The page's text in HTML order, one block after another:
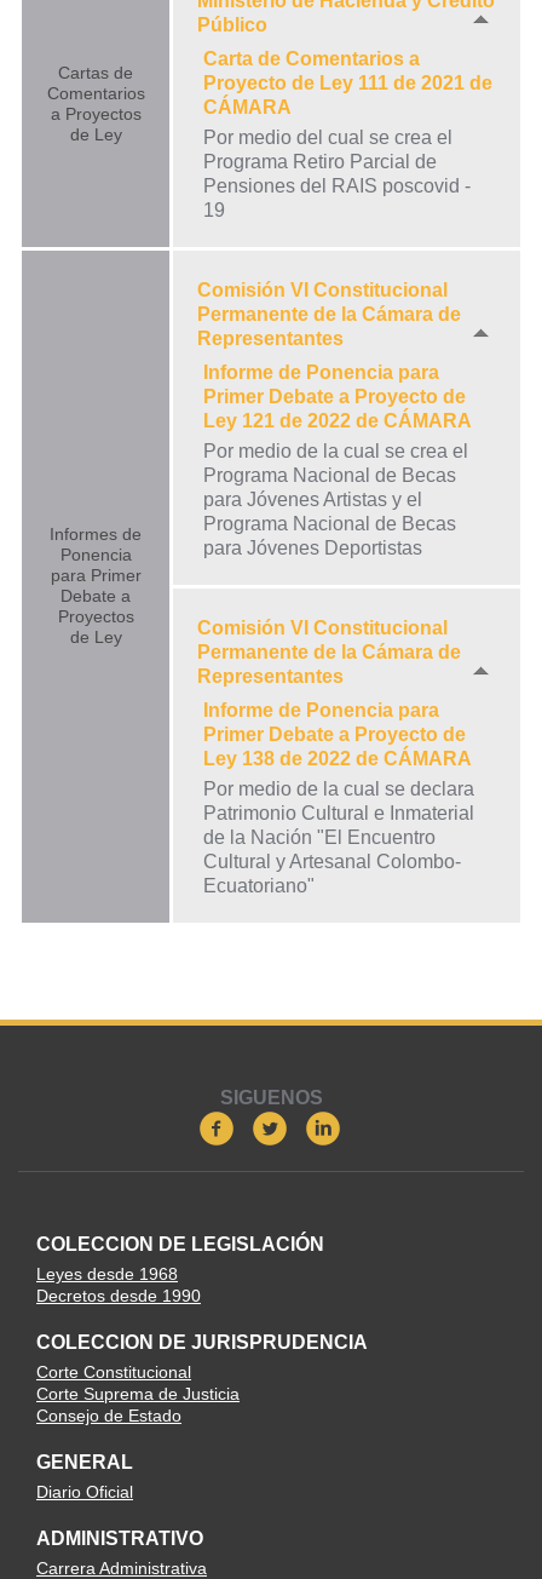
Cartas de
Comentarios
a Proyectos
de Ley
Público
Carta de Comentarios a
Proyecto de Ley 111 de 2021 de
CÁMARA
Por medio del cual se crea el
Programa Retiro Parcial de
Pensiones del RAIS poscovid -
19
Informes de
Ponencia
para Primer
Debate a
Proyectos
de Ley
Comisión VI Constitucional
Permanente de la Cámara de
Representantes
Informe de Ponencia para
Primer Debate a Proyecto de
Ley 121 de 2022 de CÁMARA
Por medio de la cual se crea el
Programa Nacional de Becas
para Jóvenes Artistas y el
Programa Nacional de Becas
para Jóvenes Deportistas
Comisión VI Constitucional
Permanente de la Cámara de
Representantes
Informe de Ponencia para
Primer Debate a Proyecto de
Ley 138 de 2022 de CÁMARA
Por medio de la cual se declara
Patrimonio Cultural e Inmaterial
de la Nación "El Encuentro
Cultural y Artesanal Colombo-
Ecuatoriano"
SIGUENOS
COLECCION DE LEGISLACIÓN
Leyes desde 1968
Decretos desde 1990
COLECCION DE JURISPRUDENCIA
Corte Constitucional
Corte Suprema de Justicia
Consejo de Estado
GENERAL
Diario Oficial
ADMINISTRATIVO
Carrera Administrativa